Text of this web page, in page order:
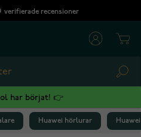
verifierade recensioner
har börjat! 👉
Huawei hörlurar